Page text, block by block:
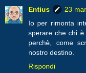
Entius
23
Io per rimonta
sperare che chi
perchè, come
nostro destino.
Rispondi